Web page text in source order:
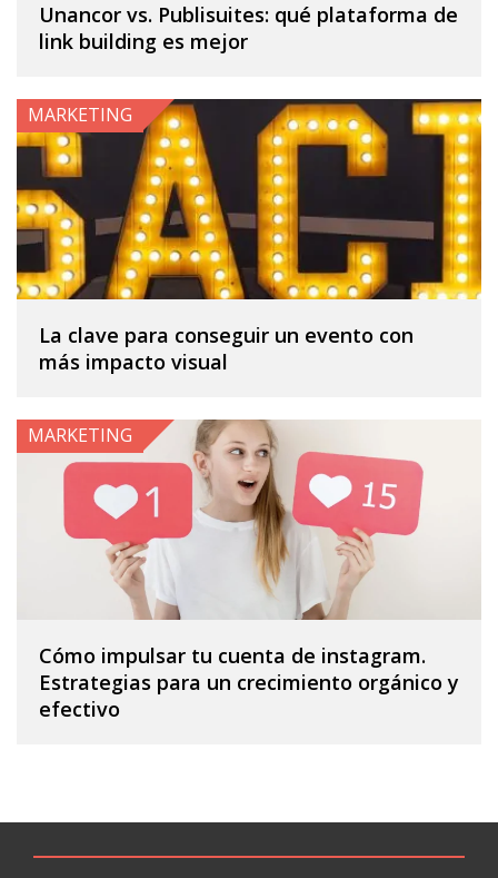
Unancor vs. Publisuites: qué plataforma de
link building es mejor
La clave para conseguir un evento con
más impacto visual
MARKETING
Cómo impulsar tu cuenta de instagram.
Estrategias para un crecimiento orgánico y
efectivo
MARKETING